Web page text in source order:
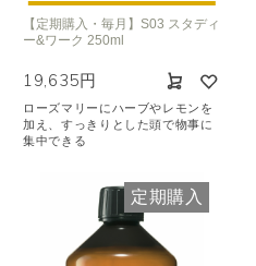
【定期購入・毎月】S03 スタディ
ー&ワーク 250ml
19,635円
ローズマリーにハーブやレモンを
加え、すっきりとした頭で物事に
集中できる
定期購入